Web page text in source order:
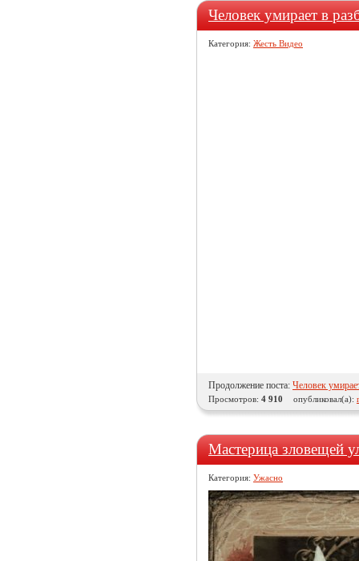
Человек умирает в
Категория: Жесть Видео
Продолжение поста: Человек
Просмотров: 4 910 опубликовал(а):
Мастерица зловещей
Категория: Ужасно